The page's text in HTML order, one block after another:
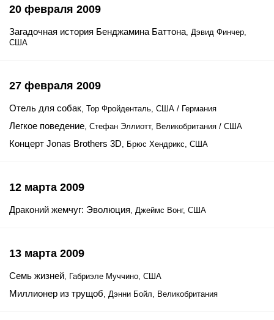
20 февраля 2009
Загадочная история Бенджамина Баттона, Дэвид Финчер,
США
27 февраля 2009
Отель для собак, Тор Фройденталь, США / Германия
Легкое поведение, Стефан Эллиотт, Великобритания / США
Концерт Jonas Brothers 3D, Брюс Хендрикс, США
12 марта 2009
Драконий жемчуг: Эволюция, Джеймс Вонг, США
13 марта 2009
Семь жизней, Габриэле Муччино, США
Миллионер из трущоб, Дэнни Бойл, Великобритания